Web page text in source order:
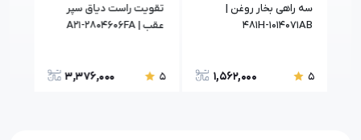
سه راهی بخار روغن |
481H-1014071AB
5
1,562,000
تقويت راست دياق سپر
عقب | A21-2804606FA
5
3,376,000